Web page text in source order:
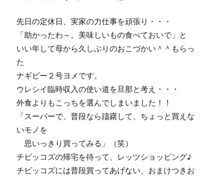
週
に
１
の
し
み
～
♪
先日の定休日、実家の力仕事を頑張り・・・
「助かったわ～。美味しいもの食べておいで」と
いい年して母から久しぶりのおこづかい＾＾もらっ
た
ナギビー２号ヨメです。
ウレシイ臨時収入の使い道を旦那と考え・・・
外食よりもこっちを選んでしまいました！！
「スーパーで、普段なら躊躇して、ちょっと買えな
いモノを
思いっきり買ってみる」（笑）
チビッコズの帰宅を待って、レッツショッピング♪
チビッコズには普段買ってあげない、おまけつきお